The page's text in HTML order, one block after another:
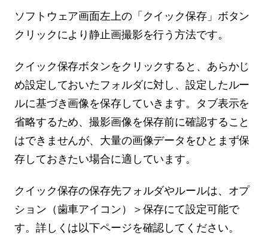
ソフトウェア画面左上の「クイック保存」ボタン
クリックにより静止画撮影を行う方法です。
クイック保存ボタンをクリックすると、あらかじ
め設定しておいたフォルダに対し、設定したルー
ルに基づき画像を保存していきます。タブ表示を
省略するため、撮影画像を保存前に確認すること
はできませんが、大量の画像データをひとまず保
存しておきたい場合に適しています。
クイック保存の保存先フォルダやルールは、オプ
ション（歯車アイコン）＞保存にて設定可能で
す。詳しくは以下ページを確認してください。